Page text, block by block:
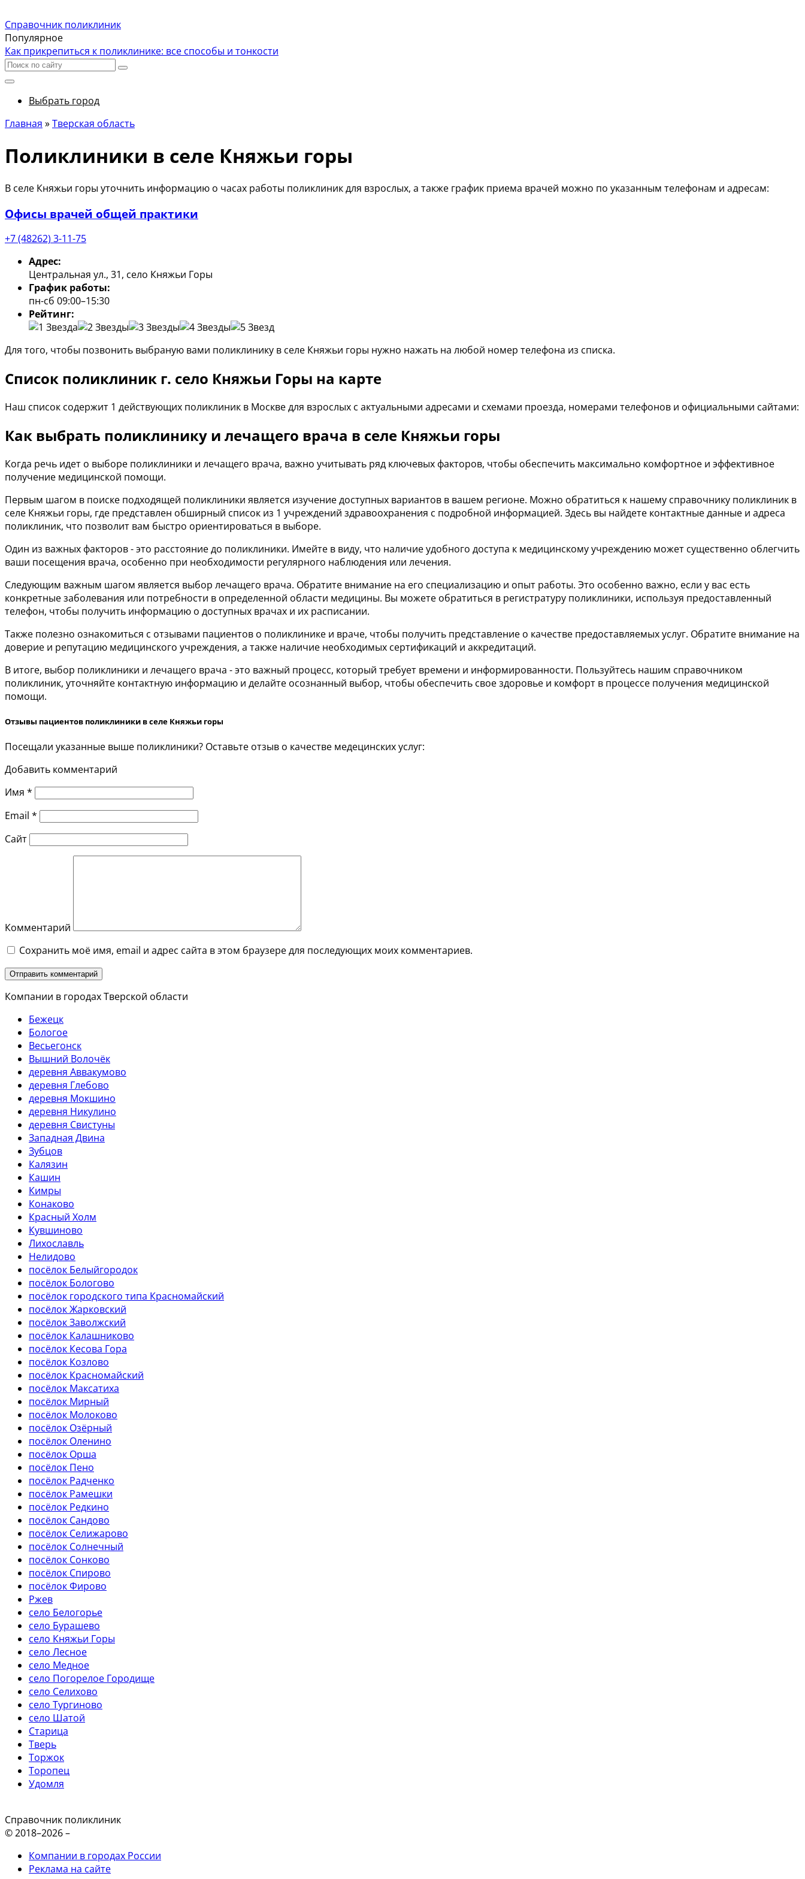
Справочник поликлиник
Популярное
Как прикрепиться к поликлинике: все способы и тонкости
Выбрать город
Главная »Тверская область
Поликлиники в селе Княжьи горы
В селе Княжьи горы уточнить информацию о часах работы поликлиник для взрослых, а также график приема врачей можно по указанным телефонам и адресам:
Офисы врачей общей практики
+7 (48262) 3-11-75
Адрес:
Центральная ул., 31, село Княжьи Горы
График работы:
пн-сб 09:00–15:30
Рейтинг:
Для того, чтобы позвонить выбраную вами поликлинику в селе Княжьи горы нужно нажать на любой номер телефона из списка.
Список поликлиник г. село Княжьи Горы на карте
Наш список содержит 1 действующих поликлиник в Москве для взрослых с актуальными адресами и схемами проезда, номерами телефонов и официальными сайтами:
Как выбрать поликлинику и лечащего врача в селе Княжьи горы
Когда речь идет о выборе поликлиники и лечащего врача, важно учитывать ряд ключевых факторов, чтобы обеспечить максимально комфортное и эффективное
получение медицинской помощи.
Первым шагом в поиске подходящей поликлиники является изучение доступных вариантов в вашем регионе. Можно обратиться к нашему справочнику поликлиник в
селе Княжьи горы, где представлен обширный список из 1 учреждений здравоохранения с подробной информацией. Здесь вы найдете контактные данные и адреса
поликлиник, что позволит вам быстро ориентироваться в выборе.
Один из важных факторов - это расстояние до поликлиники. Имейте в виду, что наличие удобного доступа к медицинскому учреждению может существенно облегчить
ваши посещения врача, особенно при необходимости регулярного наблюдения или лечения.
Следующим важным шагом является выбор лечащего врача. Обратите внимание на его специализацию и опыт работы. Это особенно важно, если у вас есть
конкретные заболевания или потребности в определенной области медицины. Вы можете обратиться в регистратуру поликлиники, используя предоставленный
телефон, чтобы получить информацию о доступных врачах и их расписании.
Также полезно ознакомиться с отзывами пациентов о поликлинике и враче, чтобы получить представление о качестве предоставляемых услуг. Обратите внимание на
доверие и репутацию медицинского учреждения, а также наличие необходимых сертификаций и аккредитаций.
В итоге, выбор поликлиники и лечащего врача - это важный процесс, который требует времени и информированности. Пользуйтесь нашим справочником
поликлиник, уточняйте контактную информацию и делайте осознанный выбор, чтобы обеспечить свое здоровье и комфорт в процессе получения медицинской
помощи.
Отзывы пациентов поликлиники в селе Княжьи горы
Посещали указанные выше поликлиники? Оставьте отзыв о качестве медецинских услуг:
Добавить комментарий
Имя *
Email *
Сайт
Комментарий
Сохранить моё имя, email и адрес сайта в этом браузере для последующих моих комментариев.
Компании в городах Тверской области
Бежецк
Бологое
Весьегонск
Вышний Волочёк
деревня Аввакумово
деревня Глебово
деревня Мокшино
деревня Никулино
деревня Свистуны
Западная Двина
Зубцов
Калязин
Кашин
Кимры
Конаково
Красный Холм
Кувшиново
Лихославль
Нелидово
посёлок Белыйгородок
посёлок Бологово
посёлок городского типа Красномайский
посёлок Жарковский
посёлок Заволжский
посёлок Калашниково
посёлок Кесова Гора
посёлок Козлово
посёлок Красномайский
посёлок Максатиха
посёлок Мирный
посёлок Молоково
посёлок Озёрный
посёлок Оленино
посёлок Орша
посёлок Пено
посёлок Радченко
посёлок Рамешки
посёлок Редкино
посёлок Сандово
посёлок Селижарово
посёлок Солнечный
посёлок Сонково
посёлок Спирово
посёлок Фирово
Ржев
село Белогорье
село Бурашево
село Княжьи Горы
село Лесное
село Медное
село Погорелое Городище
село Селихово
село Тургиново
село Шатой
Старица
Тверь
Торжок
Торопец
Удомля
Справочник поликлиник
© 2018–2026 –
Компании в городах России
Реклама на сайте